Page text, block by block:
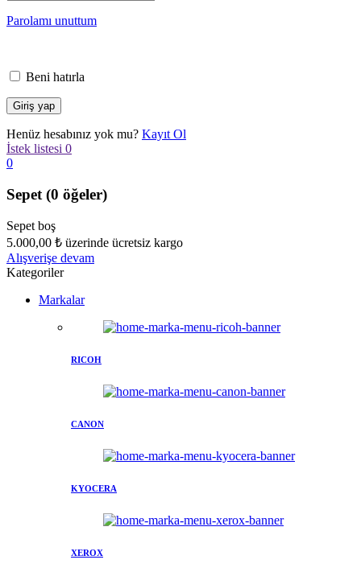
Parolamı unuttum
Beni hatırla
Henüz hesabınız yok mu? Kayıt Ol
İstek listesi 0
0
Sepet (0 öğeler)
Sepet boş
5.000,00 ₺ üzerinde ücretsiz kargo
Alışverişe devam
Kategoriler
Markalar
RICOH
CANON
KYOCERA
XEROX